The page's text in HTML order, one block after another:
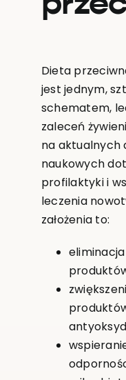
Dieta
jest jednym,
schematem,
zaleceń
na aktualnych
naukowych
profilaktyki i
leczenia
założenia to: